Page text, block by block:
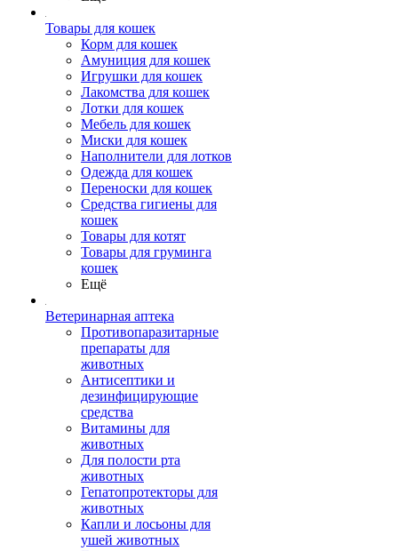
Товары для кошек
Корм для кошек
Амуниция для кошек
Игрушки для кошек
Лакомства для кошек
Лотки для кошек
Мебель для кошек
Миски для кошек
Наполнители для лотков
Одежда для кошек
Переноски для кошек
Средства гигиены для
кошек
Товары для котят
Товары для груминга
кошек
Ещё
Ветеринарная аптека
Противопаразитарные
препараты для
животных
Антисептики и
дезинфицирующие
средства
Витамины для
животных
Для полости рта
животных
Гепатопротекторы для
животных
Капли и лосьоны для
ушей животных